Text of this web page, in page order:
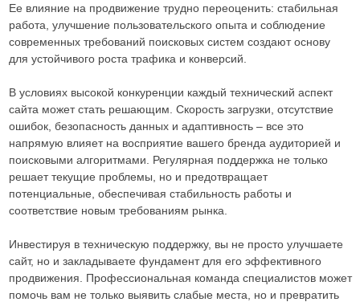
Ее влияние на продвижение трудно переоценить: стабильная
работа, улучшение пользовательского опыта и соблюдение
современных требований поисковых систем создают основу
для устойчивого роста трафика и конверсий.
В условиях высокой конкуренции каждый технический аспект
сайта может стать решающим. Скорость загрузки, отсутствие
ошибок, безопасность данных и адаптивность – все это
напрямую влияет на восприятие вашего бренда аудиторией и
поисковыми алгоритмами. Регулярная поддержка не только
решает текущие проблемы, но и предотвращает
потенциальные, обеспечивая стабильность работы и
соответствие новым требованиям рынка.
Инвестируя в техническую поддержку, вы не просто улучшаете
сайт, но и закладываете фундамент для его эффективного
продвижения. Профессиональная команда специалистов может
помочь вам не только выявить слабые места, но и превратить